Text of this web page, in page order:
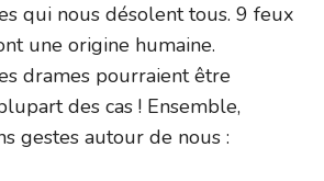
qui nous désolent tous. 9 feux
une origine humaine.
drames pourraient être
des cas ! Ensemble,
gestes autour de nous :